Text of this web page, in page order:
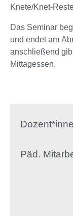
Knete/Knet-
Das Seminar
und endet am
anschließend
Mittagessen.
Päd.